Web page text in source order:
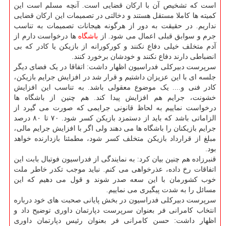
است که تشخیص آن با ارکان قضایی است. آنچه مسلم است این
کمیته ها کاملا مستقل هستند و دخالتی در تصمیمات این ارکان قضایی
نداریم. در حقیقت به دور از هرگونه هیجانات تصمیمات به تناسب
جرم و سوابق قبلی اعمال می شود. از باشگاه ها درخواست دارم از
آدم متخلف خیلی دفاع نکنند و کورکورانه از بازیکن یا کادر که بی
انضباطی دارند دفاع نکنند و خودشان برخورد کنند.
سرپرست دبیرکلی فدراسیون اظهار داشت: اتفاقا در یک فضای دیگر
جلسه ای با این عزیزان داشتیم و قرار شد در افزایش جرایم بازیکن،
کادر فنی و.... یک موضوع معقولی باشد. به تناسب این افزایش
خشونت، جرایم هم افزایش پیدا کند. هم چنین از باشگاه ها
درخواست نماییم به لحاظ قانونی جرایمی که صورت می گیرد از
الزاماتی باشد که باید از دستمزد بازیکن کسر شود. ۷۰ تا ۸۰ درصد
جرایم بازیکنان را باشگاه ها می دهند ولی اگر با افزایش جرایم مالی،
مبلغ از قرارداد بازیکن متخلف کسر شود، مطمئنا بازدارنده خواهد
بود.
قنبرزاده هم چنین بیان کرد: به نمایندگی از فدراسیون فوتبال بابت این
اتفاقات رخ داده، عذرخواهی می کنم. نباید موجب تکدر خاطر ملت
خوب کشورمان با این سعه صدر شوند و قول می دهیم که این
مسائل را به شدت پیگیری می نماییم.
سرپرست دبیرکلی فدراسیون در بخش پایانی صحبت های خود درباره
انتخاب کامرانی فر بعنوان سرپرست دپارتمان داوری توضیح داد و
اظهار داشت: حسن کامرانی فر بعنوان رئیس دپارتمان داوری